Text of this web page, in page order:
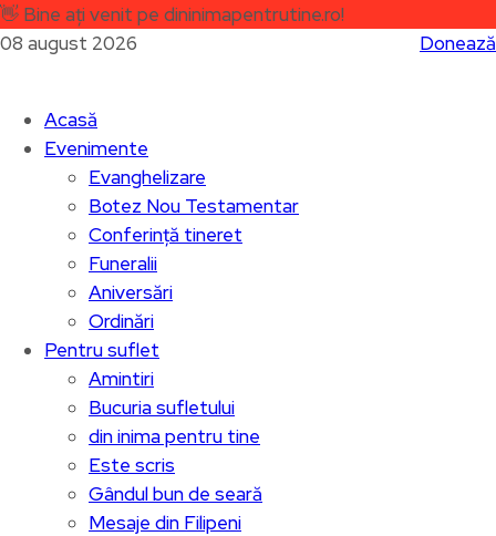
👋 Bine ați venit pe dininimapentrutine.ro!
08 august 2026
Donează
Acasă
Evenimente
Evanghelizare
Botez Nou Testamentar
Conferință tineret
Funeralii
Aniversări
Ordinări
Pentru suflet
Amintiri
Bucuria sufletului
din inima pentru tine
Este scris
Gândul bun de seară
Mesaje din Filipeni